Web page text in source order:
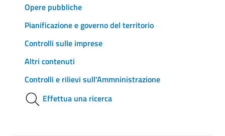
Opere pubbliche
Pianificazione e governo del territorio
Controlli sulle imprese
Altri contenuti
Controlli e rilievi sull'Ammninistrazione
Effettua una ricerca